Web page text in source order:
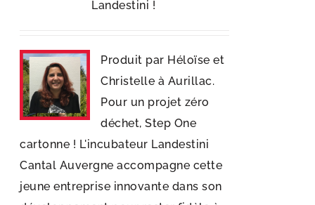
Landestini !
Produit par Héloïse et
Christelle à Aurillac.
Pour un projet zéro
déchet, Step One
cartonne ! L'incubateur Landestini
Cantal Auvergne accompagne cette
jeune entreprise innovante dans son